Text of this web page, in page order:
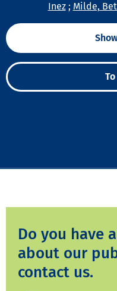
Inez; Milde,
Do you have
about our
contact us.